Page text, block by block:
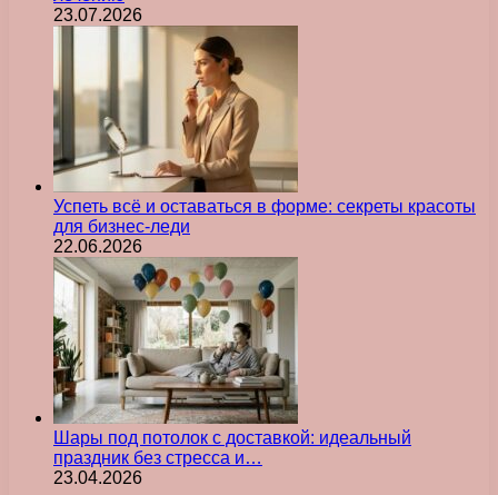
23.07.2026
Успеть всё и оставаться в форме: секреты красоты
для бизнес-леди
22.06.2026
Шары под потолок с доставкой: идеальный
праздник без стресса и…
23.04.2026